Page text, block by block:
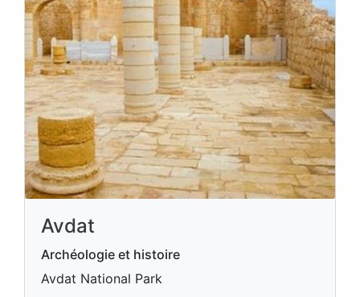
Avdat
Archéologie et histoire
Avdat National Park